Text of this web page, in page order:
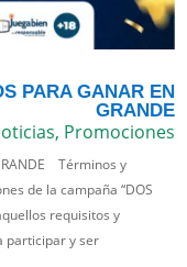
PARA GANAR EN
GRANDE
, Promociones
Términos y
de la campaña “DOS
requisitos y
participar y ser